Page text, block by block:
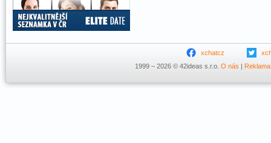
xchatcz
1999 – 2026 © 42ideas s.r.o. O nás | Reklama